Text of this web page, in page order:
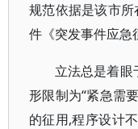
规范依据是该市
件《突发事件应急
立法总是着眼
形限制为“紧急需
的征用,程序设计